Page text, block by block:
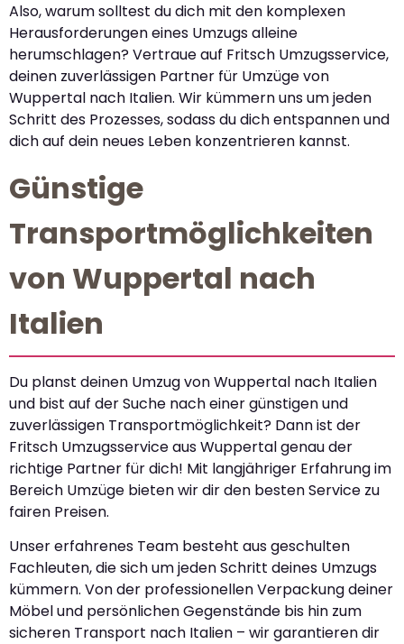
Also, warum solltest du dich mit den komplexen
Herausforderungen eines Umzugs alleine
herumschlagen? Vertraue auf Fritsch Umzugsservice,
deinen zuverlässigen Partner für Umzüge von
Wuppertal nach Italien. Wir kümmern uns um jeden
Schritt des Prozesses, sodass du dich entspannen und
dich auf dein neues Leben konzentrieren kannst.
Günstige
Transportmöglichkeiten
von Wuppertal nach
Italien
Du planst deinen Umzug von Wuppertal nach Italien
und bist auf der Suche nach einer günstigen und
zuverlässigen Transportmöglichkeit? Dann ist der
Fritsch Umzugsservice aus Wuppertal genau der
richtige Partner für dich! Mit langjähriger Erfahrung im
Bereich Umzüge bieten wir dir den besten Service zu
fairen Preisen.
Unser erfahrenes Team besteht aus geschulten
Fachleuten, die sich um jeden Schritt deines Umzugs
kümmern. Von der professionellen Verpackung deiner
Möbel und persönlichen Gegenstände bis hin zum
sicheren Transport nach Italien – wir garantieren dir